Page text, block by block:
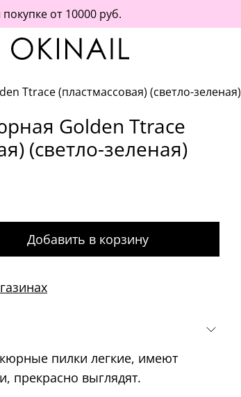
от 10000 руб.
Ttrace (пластмассовая) (светло-зеленая)
Golden Ttrace
(светло-зеленая)
Добавить в корзину
пилки легкие, имеют
прекрасно выглядят.